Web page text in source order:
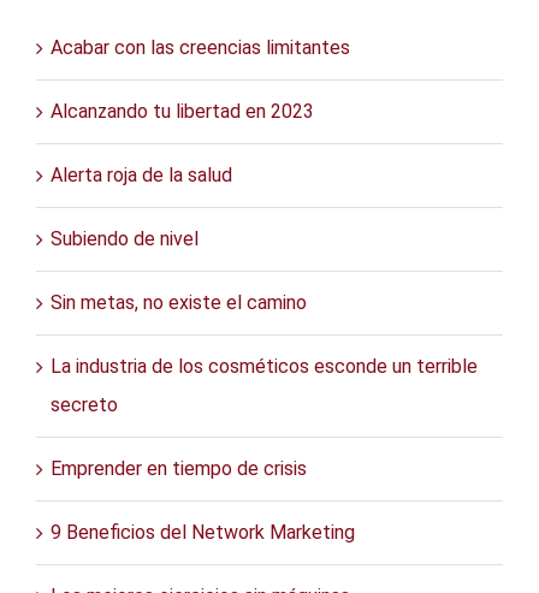
Acabar con las creencias limitantes
Alcanzando tu libertad en 2023
Alerta roja de la salud
Subiendo de nivel
Sin metas, no existe el camino
La industria de los cosméticos esconde un terrible
secreto
Emprender en tiempo de crisis
9 Beneficios del Network Marketing